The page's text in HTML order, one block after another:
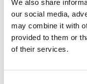
We also share
our social media,
may combine it with
provided to them or
of their services.
NORDIC
PowerSaverAir